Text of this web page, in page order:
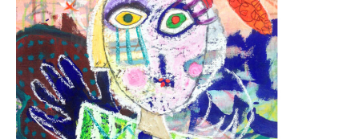
Schwalbach
Zug, Schweiz
Skulpturenpark
Gießereien